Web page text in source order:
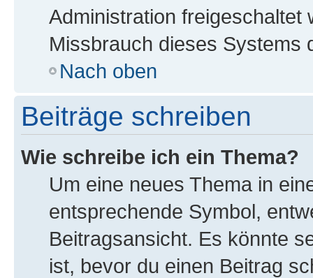
Administration freigeschaltet
Missbrauch dieses Systems
Nach oben
Beiträge schreiben
Wie schreibe ich ein Thema?
Um eine neues Thema in
entsprechende Symbol,
Beitragsansicht. Es könnte
ist, bevor du einen Beitrag